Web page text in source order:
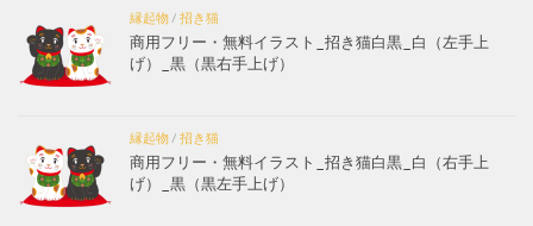
縁起物/ 招き猫
商用フリー・無料イラスト_招き猫白黒_白（左手上
げ）_黒（黒右手上げ）
縁起物/ 招き猫
商用フリー・無料イラスト_招き猫白黒_白（右手上
げ）_黒（黒左手上げ）